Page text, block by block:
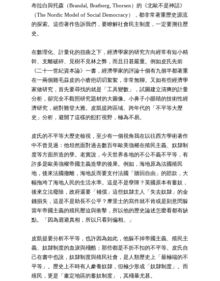
布拉白與托森（Brandal, Bratberg, Thorsen）的《北歐不是神話》
（The Nordic Model of Social Democracy），都非常著重歷史源流
的探索。這些著作告訴我們，要瞭解社會民主制度，一定要溯往歷
史。
在數理化、計量化的扭曲之下，經濟學家的研究方向經常有短小精
幹、支離破碎、見樹不見林之弊，而且日甚嚴重。例如皮氏先前
《二十一世紀資本論》一書，經濟學家的評論十個有九個半都著重
在一兩個雞毛蒜皮的小瘡疤叨叨絮絮，非常無聊。又如有些經濟學
家做研究，首先要尋找的就是「工具變數」，試圖建立清爽的計量
分析，卻完全不觀照研究題材的大圖像。小鼻子小眼睛的技術性經
濟研究，絕對難登大雅。皮凱提跨區域、跨年代的「不平等大歷
史」分析，避開了這樣的餖飣視野，極為不易。
皮氏的不平等大歷史檢視，至少有一個視角我在以往西方學術著作
中不曾見過：他坦然面對過去數百年歐美強權在殖民主義、奴隸制
度等方面所造的孽。老實說，今天世界各地的不公不義不平等，有
許多是歐美強權帝國主義造孽的後果。例如，海地原為法國殖民
地，後來法國撤離，海地反而要支付法國「贖回自由」的賠款，大
幅拖垮了海地人民的生活水準。這是不是孽障？英國原本有蓄奴，
後來立法廢除，政府還要「補償」這些奴隸主人「失去奴隸」的金
錢損失，這是不是助長不公平？摩里士的寫作就不肯或是刻意閃躲
當年帝國主義的殖民壓迫與衝擊，所以他的歷史論述怎麼看都有缺
點。「因為迴避真相，所以只看到偏相。」
皮凱提要分析不平等，也許因為如此，他躲不掉帝國主義、殖民主
義、奴隸制度的血淚與殘酷；那些都是不折不扣的不平等。皮氏自
己在書中也說，奴隸制度與殖民社會，是人類歷史上「最極端的不
平等」。歷史上不時有人豢養奴隸，但極少形成「奴隸制度」。而
殖民，更是「畫定地區的蓄奴制度」，其殘暴尤甚。